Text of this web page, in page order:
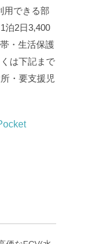
用できる部
泊2日3,400
・生活保護
は下記まで
・要支援児